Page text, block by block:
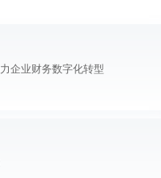
企业财务数字化转型